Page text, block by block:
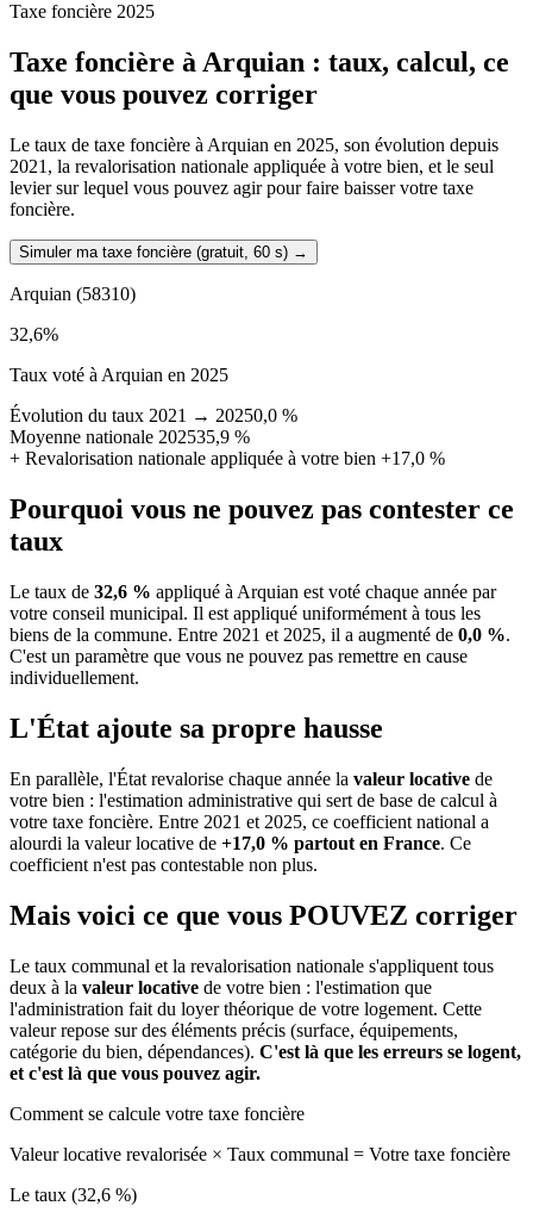
Taxe foncière 2025
Taxe foncière àArquian : taux, calcul, ce
que vous pouvez corriger
Le taux de taxe foncière à Arquian en 2025, son évolution depuis
2021, la revalorisation nationale appliquée à votre bien, et le seul
levier sur lequel vous pouvez agir pour faire baisser votre taxe
foncière.
Simuler ma taxe foncière (gratuit, 60 s) →
Arquian (58310)
32,6%
Taux voté à Arquian en 2025
Évolution du taux 2021 → 20250,0 %
Moyenne nationale 202535,9 %
+ Revalorisation nationale appliquée à votre bien +17,0 %
Pourquoi vous ne pouvez pas contester ce
taux
Le taux de 32,6 % appliqué à Arquian est voté chaque année par
votre conseil municipal. Il est appliqué uniformément à tous les
biens de la commune. Entre 2021 et 2025, il a augmenté de 0,0 %.
C'est un paramètre que vous ne pouvez pas remettre en cause
individuellement.
L'État ajoute sa propre hausse
En parallèle, l'État revalorise chaque année la valeur locative de
votre bien : l'estimation administrative qui sert de base de calcul à
votre taxe foncière. Entre 2021 et 2025, ce coefficient national a
alourdi la valeur locative de +17,0 % partout en France. Ce
coefficient n'est pas contestable non plus.
Mais voici ce que vous POUVEZ corriger
Le taux communal et la revalorisation nationale s'appliquent tous
deux à la valeur locative de votre bien : l'estimation que
l'administration fait du loyer théorique de votre logement. Cette
valeur repose sur des éléments précis (surface, équipements,
catégorie du bien, dépendances). C'est là que les erreurs se logent,
et c'est là que vous pouvez agir.
Comment se calcule votre taxe foncière
Valeur locative revalorisée × Taux communal = Votre taxe foncière
Le taux (32,6 %)